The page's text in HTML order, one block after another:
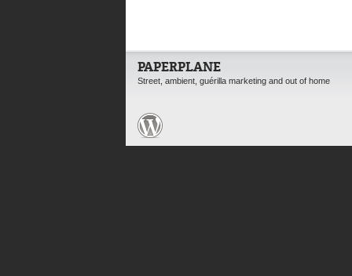
PAPERPLANE
Street, ambient, guérilla marketing and out of home